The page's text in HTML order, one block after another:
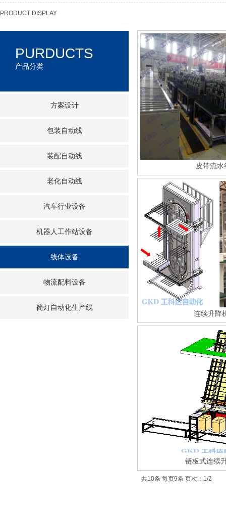
皮带流水
连续升降
链板式连续
共10条 每页9条 页次：1/2
PURDUCTS
产品分类
方案设计
包装自动线
装配自动线
老化自动线
汽车行业设备
机器人工作站设备
线体设备
物流配料设备
筒灯自动化生产线
PRODUCT DISPLAY